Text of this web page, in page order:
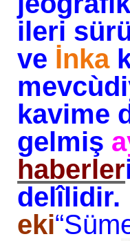
ileri
ve İnka
kavime
gelmiş
haberler
delîlidir.
eki